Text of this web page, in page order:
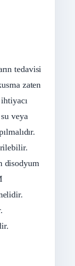
tedavisi
zaten
veya
disodyum